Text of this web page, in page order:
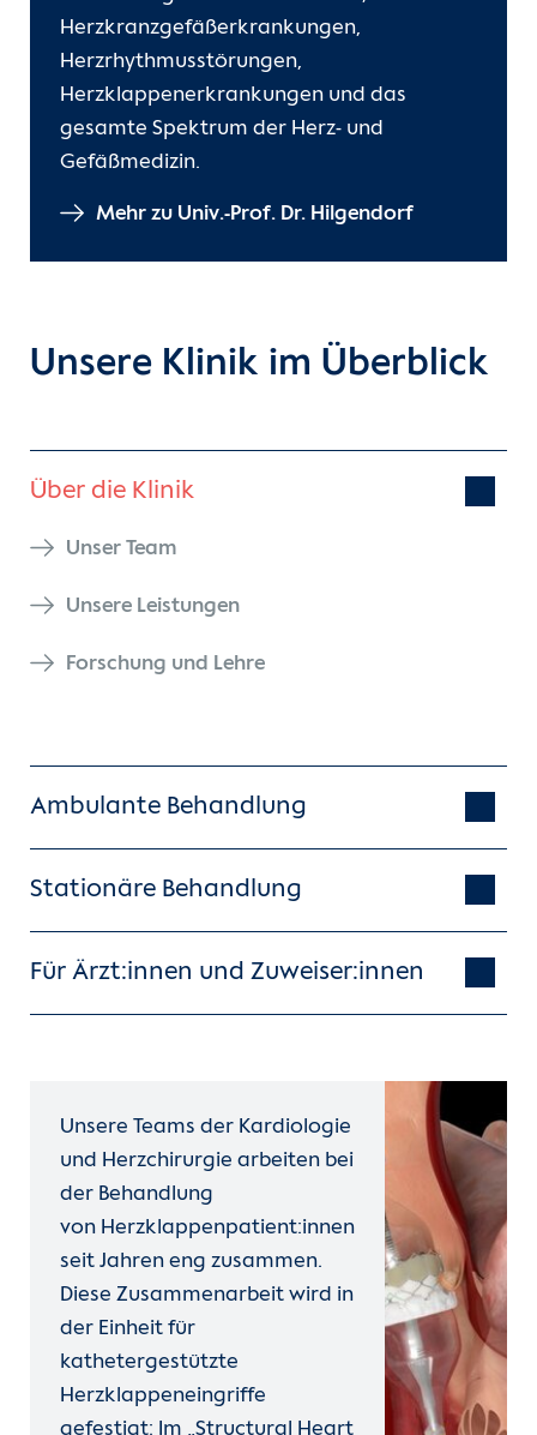
Herzkranzgefäßerkrankungen,
Herzrhythmusstörungen,
Herzklappenerkrankungen und das
gesamte Spektrum der Herz- und
Gefäßmedizin.
Mehr zu Univ.-Prof. Dr. Hilgendorf
Unsere Klinik im Überblick
Über die Klinik
Unser Team
Unsere Leistungen
Forschung und Lehre
Ambulante Behandlung
Stationäre Behandlung
Für Ärzt:innen und Zuweiser:innen
Unsere Teams der Kardiologie
und Herzchirurgie arbeiten bei
der Behandlung
von Herzklappenpatient:innen
seit Jahren eng zusammen.
Diese Zusammenarbeit wird in
der Einheit für
kathetergestützte
Herzklappeneingriffe
gefestigt: Im „Structural Heart